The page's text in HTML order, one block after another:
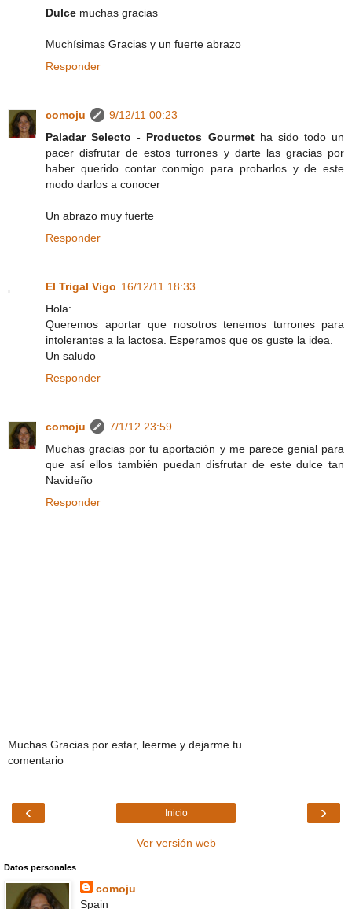
Dulce muchas gracias
Muchísimas Gracias y un fuerte abrazo
Responder
comoju
9/12/11 00:23
Paladar Selecto - Productos Gourmet ha sido todo un
pacer disfrutar de estos turrones y darte las gracias por
haber querido contar conmigo para probarlos y de este
modo darlos a conocer
Un abrazo muy fuerte
Responder
El Trigal Vigo 16/12/11 18:33
Hola:
Queremos aportar que nosotros tenemos turrones para
intolerantes a la lactosa. Esperamos que os guste la idea.
Un saludo
Responder
comoju
7/1/12 23:59
Muchas gracias por tu aportación y me parece genial para
que así ellos también puedan disfrutar de este dulce tan
Navideño
Responder
Muchas Gracias por estar, leerme y dejarme tu
comentario
‹ ›
Inicio
Ver versión web
Datos personales
comoju
Spain